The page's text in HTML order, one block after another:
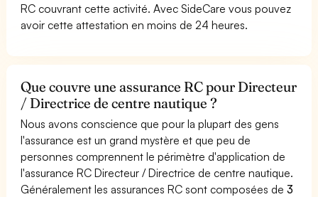
RC couvrant cette activité. Avec SideCare vous pouvez
avoir cette attestation en moins de 24 heures.
Que couvre une assurance RC pour Directeur
/ Directrice de centre nautique ?
Nous avons conscience que pour la plupart des gens
l'assurance est un grand mystère et que peu de
personnes comprennent le périmètre d'application de
l'assurance RC Directeur / Directrice de centre nautique.
Généralement les assurances RC sont composées de3